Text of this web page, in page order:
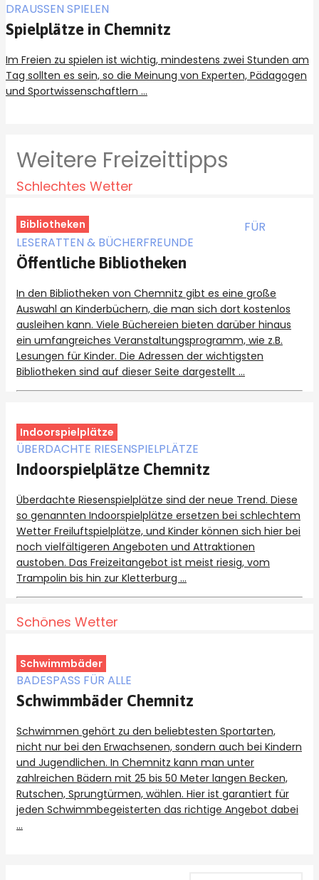
DRAUSSEN SPIELEN
Spielplätze in Chemnitz
Im Freien zu spielen ist wichtig, mindestens zwei Stunden am
Tag sollten es sein, so die Meinung von Experten, Pädagogen
und Sportwissenschaftlern …
Weitere Freizeittipps
Schlechtes Wetter
Bibliotheken
FÜR
LESERATTEN & BÜCHERFREUNDE
Öffentliche Bibliotheken
In den Bibliotheken von Chemnitz gibt es eine große
Auswahl an Kinderbüchern, die man sich dort kostenlos
ausleihen kann. Viele Büchereien bieten darüber hinaus
ein umfangreiches Veranstaltungsprogramm, wie z.B.
Lesungen für Kinder. Die Adressen der wichtigsten
Bibliotheken sind auf dieser Seite dargestellt …
Indoorspielplätze
ÜBERDACHTE RIESENSPIELPLÄTZE
Indoorspielplätze Chemnitz
Überdachte Riesenspielplätze sind der neue Trend. Diese
so genannten Indoorspielplätze ersetzen bei schlechtem
Wetter Freiluftspielplätze, und Kinder können sich hier bei
noch vielfältigeren Angeboten und Attraktionen
austoben. Das Freizeitangebot ist meist riesig, vom
Trampolin bis hin zur Kletterburg …
Schönes Wetter
Schwimmbäder
BADESPASS FÜR ALLE
Schwimmbäder Chemnitz
Schwimmen gehört zu den beliebtesten Sportarten,
nicht nur bei den Erwachsenen, sondern auch bei Kindern
und Jugendlichen. In Chemnitz kann man unter
zahlreichen Bädern mit 25 bis 50 Meter langen Becken,
Rutschen, Sprungtürmen, wählen. Hier ist garantiert für
jeden Schwimmbegeisterten das richtige Angebot dabei
…